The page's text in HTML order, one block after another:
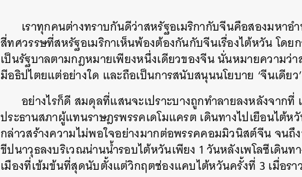
เราทุกคนต่างทราบกันดีว่าสหรัฐอเมริกากับจีนคือสองมหา
สี่ทศวรรษที่สหรัฐอเมริกาเห็นพ้องต้องกันกับจีนเรื่องไต้หวัน โด
เป็นรัฐบาลตามกฎหมายเพียงหนึ่งเดียวของจีน นั่นหมายความว่
มีอธิปไตยแต่อย่างใด และถือเป็นการสนับสนุนนโยบาย ‘จีนเดีย
อย่างไรก็ดี สมดุลที่แสนจะเปราะบางถูกทำลายลงหลังจากที่
ประธานสภาผู้แทนราษฎรพรรคเดโมแครต เดินทางไปเยือนไต้ห
กล่าวสร้างความไม่พอใจอย่างมากต่อพรรคคอมมิวนิสต์จีน จนถึ
ขีปนาวุธลงบริเวณน่านน้ำรอบไต้หวันเพียง 1 วันหลังเพโลซีเดิน
เมืองที่เข้มข้นที่สุดนับตั้งแต่วิกฤตช่องแคบไต้หวันครั้งที่ 3 เมื่อร